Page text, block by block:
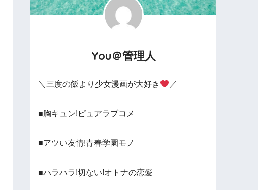
You＠管理人
＼三度の飯より少女漫画が大好き ／
■胸キュン!ピュアラブコメ
■アツい友情!青春学園モノ
■ハラハラ!切ない!オトナの恋愛